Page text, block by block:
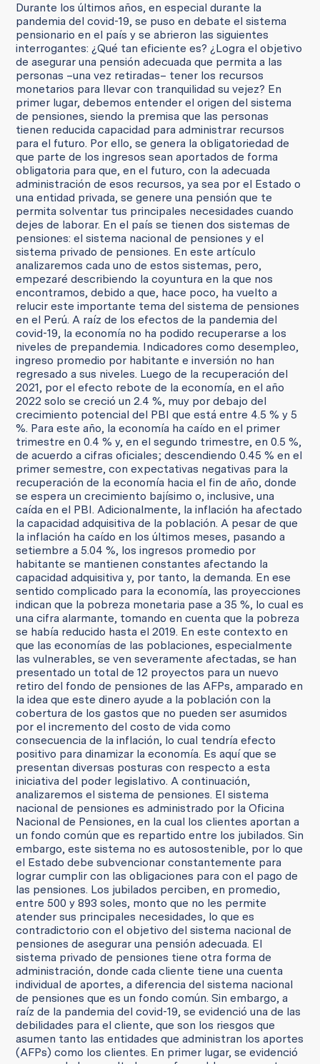
Durante los últimos años, en especial durante la
pandemia del covid-19, se puso en debate el sistema
pensionario en el país y se abrieron las siguientes
interrogantes: ¿Qué tan eficiente es? ¿Logra el objetivo
de asegurar una pensión adecuada que permita a las
personas –una vez retiradas– tener los recursos
monetarios para llevar con tranquilidad su vejez? En
primer lugar, debemos entender el origen del sistema
de pensiones, siendo la premisa que las personas
tienen reducida capacidad para administrar recursos
para el futuro. Por ello, se genera la obligatoriedad de
que parte de los ingresos sean aportados de forma
obligatoria para que, en el futuro, con la adecuada
administración de esos recursos, ya sea por el Estado o
una entidad privada, se genere una pensión que te
permita solventar tus principales necesidades cuando
dejes de laborar. En el país se tienen dos sistemas de
pensiones: el sistema nacional de pensiones y el
sistema privado de pensiones. En este artículo
analizaremos cada uno de estos sistemas, pero,
empezaré describiendo la coyuntura en la que nos
encontramos, debido a que, hace poco, ha vuelto a
relucir este importante tema del sistema de pensiones
en el Perú. A raíz de los efectos de la pandemia del
covid-19, la economía no ha podido recuperarse a los
niveles de prepandemia. Indicadores como desempleo,
ingreso promedio por habitante e inversión no han
regresado a sus niveles. Luego de la recuperación del
2021, por el efecto rebote de la economía, en el año
2022 solo se creció un 2.4 %, muy por debajo del
crecimiento potencial del PBI que está entre 4.5 % y 5
%. Para este año, la economía ha caído en el primer
trimestre en 0.4 % y, en el segundo trimestre, en 0.5 %,
de acuerdo a cifras oficiales; descendiendo 0.45 % en el
primer semestre, con expectativas negativas para la
recuperación de la economía hacia el fin de año, donde
se espera un crecimiento bajísimo o, inclusive, una
caída en el PBI. Adicionalmente, la inflación ha afectado
la capacidad adquisitiva de la población. A pesar de que
la inflación ha caído en los últimos meses, pasando a
setiembre a 5.04 %, los ingresos promedio por
habitante se mantienen constantes afectando la
capacidad adquisitiva y, por tanto, la demanda. En ese
sentido complicado para la economía, las proyecciones
indican que la pobreza monetaria pase a 35 %, lo cual es
una cifra alarmante, tomando en cuenta que la pobreza
se había reducido hasta el 2019. En este contexto en
que las economías de las poblaciones, especialmente
las vulnerables, se ven severamente afectadas, se han
presentado un total de 12 proyectos para un nuevo
retiro del fondo de pensiones de las AFPs, amparado en
la idea que este dinero ayude a la población con la
cobertura de los gastos que no pueden ser asumidos
por el incremento del costo de vida como
consecuencia de la inflación, lo cual tendría efecto
positivo para dinamizar la economía. Es aquí que se
presentan diversas posturas con respecto a esta
iniciativa del poder legislativo. A continuación,
analizaremos el sistema de pensiones. El sistema
nacional de pensiones es administrado por la Oficina
Nacional de Pensiones, en la cual los clientes aportan a
un fondo común que es repartido entre los jubilados. Sin
embargo, este sistema no es autosostenible, por lo que
el Estado debe subvencionar constantemente para
lograr cumplir con las obligaciones para con el pago de
las pensiones. Los jubilados perciben, en promedio,
entre 500 y 893 soles, monto que no les permite
atender sus principales necesidades, lo que es
contradictorio con el objetivo del sistema nacional de
pensiones de asegurar una pensión adecuada. El
sistema privado de pensiones tiene otra forma de
administración, donde cada cliente tiene una cuenta
individual de aportes, a diferencia del sistema nacional
de pensiones que es un fondo común. Sin embargo, a
raíz de la pandemia del covid-19, se evidenció una de las
debilidades para el cliente, que son los riesgos que
asumen tanto las entidades que administran los aportes
(AFPs) como los clientes. En primer lugar, se evidenció